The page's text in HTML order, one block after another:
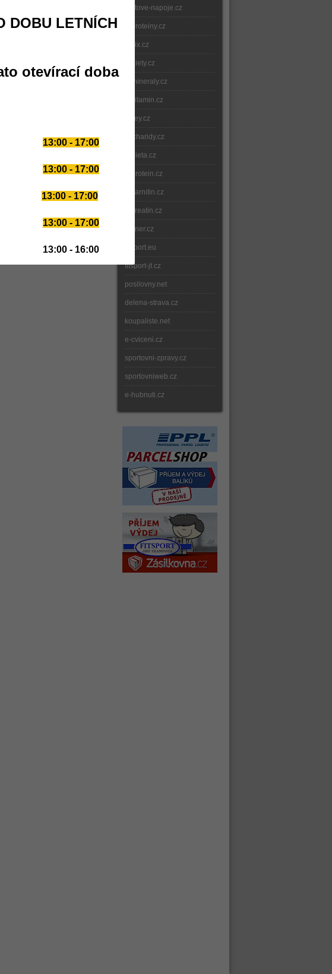
iontove-napoje.cz
e-proteiny.cz
nitrix.cz
e-diety.cz
e-mineraly.cz
e-vitamin.cz
whey.cz
sacharidy.cz
e-dieta.cz
e-protein.cz
e-karnitin.cz
e-kreatin.cz
gainer.cz
fitsport.eu
fitsport-jt.cz
posilovny.net
delena-strava.cz
koupaliste.net
e-cviceni.cz
sportovni-zpravy.cz
sportovniweb.cz
e-hubnuti.cz
DOBU LETNÍCH
otevírací doba
13:00 - 17:00
13:00 - 17:00
13:00 - 17:00
13:00 - 17:00
13:00 - 16:00